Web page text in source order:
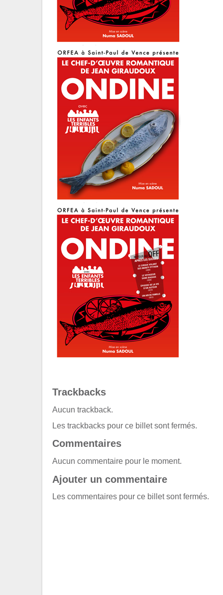
Trackbacks
Aucun trackback.
Les trackbacks pour ce billet sont fermés.
Commentaires
Aucun commentaire pour le moment.
Ajouter un commentaire
Les commentaires pour ce billet sont fermés.